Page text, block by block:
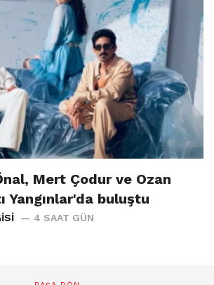
Mert Çodur ve Ozan
Yangınlar'da buluştu
4 SAAT GÜN